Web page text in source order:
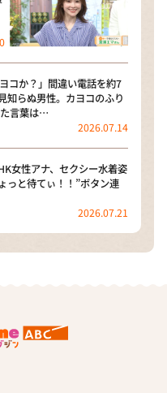
コか？」間違い電話を約7
知らぬ男性。カヨコのふり
言葉は…
2026.07.14
女性アナ、セクシー水着姿
っと待てぃ！！”ボタン連
2026.07.21